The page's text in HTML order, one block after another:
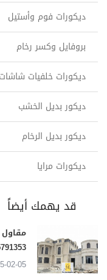
ديكورات فوم وأستيل
بروفايل وكسر رخام
ديكورات خلفيات شاشات
ديكور بديل الخشب
ديكور بديل الرخام
ديكورات مرايا
قد يهمك أيضاً
0545791353 خدمات عالية
05 22:45:00